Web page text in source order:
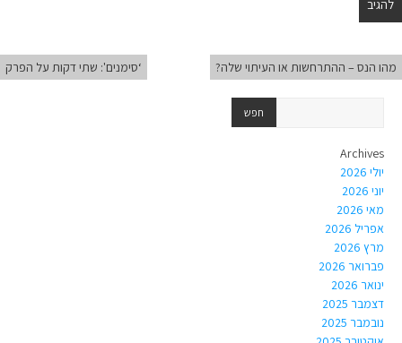
מהו הנס – ההתרחשות או העיתוי שלה? ‘סימנים': שתי דקות על הפרק
Archives
יולי 2026
יוני 2026
מאי 2026
אפריל 2026
מרץ 2026
פברואר 2026
ינואר 2026
דצמבר 2025
נובמבר 2025